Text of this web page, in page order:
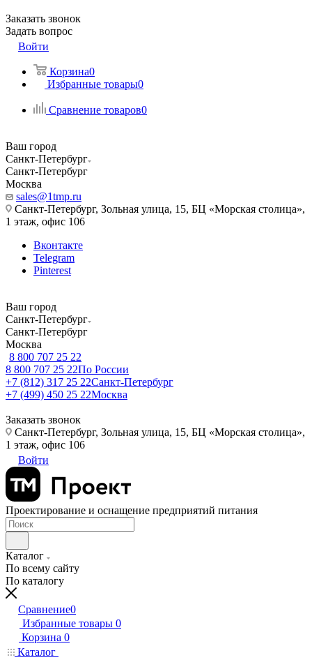
Заказать звонок
Задать вопрос
Войти
Корзина0
Избранные товары0
Сравнение товаров0
Ваш город
Санкт-Петербург
Санкт-Петербург
Москва
sales@1tmp.ru
Санкт-Петербург, Зольная улица, 15, БЦ «Морская столица»,
1 этаж, офис 106
Вконтакте
Telegram
Pinterest
Ваш город
Санкт-Петербург
Санкт-Петербург
Москва
8 800 707 25 22
8 800 707 25 22По России
+7 (812) 317 25 22Санкт-Петербург
+7 (499) 450 25 22Москва
Заказать звонок
Санкт-Петербург, Зольная улица, 15, БЦ «Морская столица»,
1 этаж, офис 106
Войти
Проектирование и оснащение предприятий питания
Каталог
По всему сайту
По каталогу
Сравнение0
Избранные товары 0
Корзина 0
Каталог